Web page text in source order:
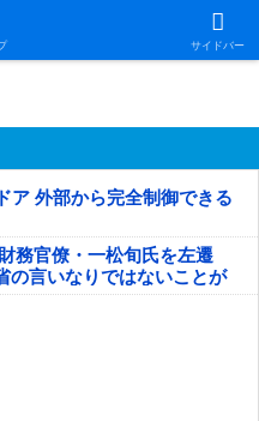
サイドバー
ア 外部から完全制御できる
務官僚・一松旬氏を左遷
の言いなりではないことが